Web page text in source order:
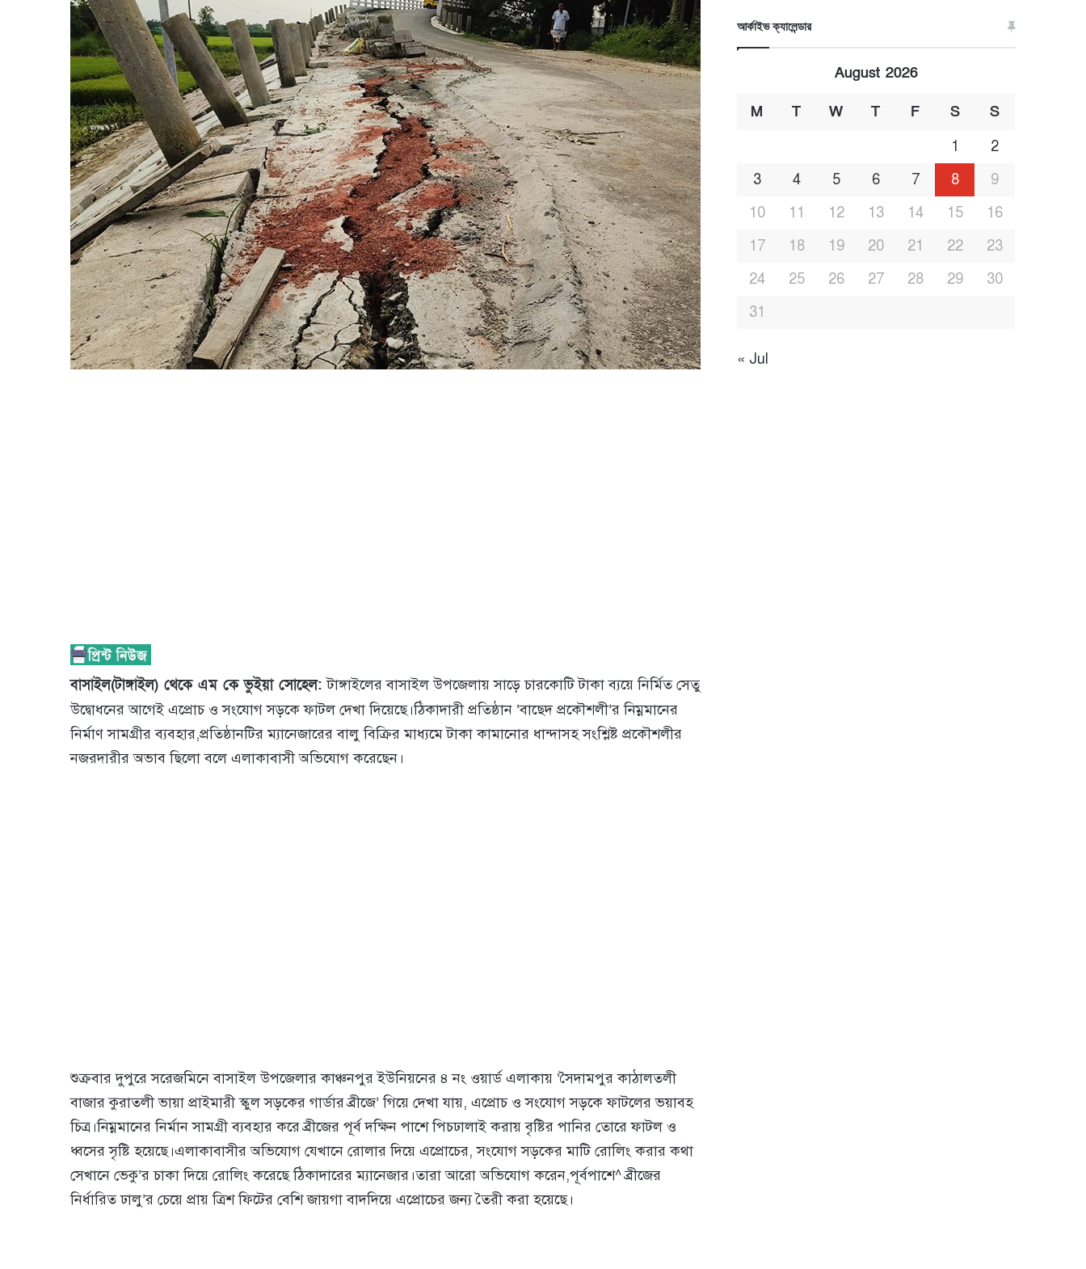
বাসাইল(টাঙ্গাইল) থেকে এম কে ভুইয়া সোহেল:টাঙ্গাইলের বাসাইল উপজেলায় সাড়ে চারকোটি টাকা ব্যয়ে নির্মিত সেতু
উদ্বোধনের আগেই এপ্রোচ ও সংযোগ সড়কে ফাটল দেখা দিয়েছে।ঠিকাদারী প্রতিষ্ঠান ‘বাছেদ প্রকৌশলী’র নিম্নমানের
নির্মাণ সামগ্রীর ব্যবহার,প্রতিষ্ঠানটির ম্যানেজারের বালু বিক্রির মাধ্যমে টাকা কামানোর ধান্দাসহ সংশ্লিষ্ট প্রকৌশলীর
নজরদারীর অভাব ছিলো বলে এলাকাবাসী অভিযোগ করেছেন।
শুক্রবার দুপুরে সরেজমিনে বাসাইল উপজেলার কাঞ্চনপুর ইউনিয়নের ৪ নং ওয়ার্ড এলাকায় ‘সৈদামপুর কাঠালতলী
বাজার কুরাতলী ভায়া প্রাইমারী স্কুল সড়কের গার্ডার ব্রীজে’ গিয়ে দেখা যায়, এপ্রোচ ও সংযোগ সড়কে ফাটলের ভয়াবহ
চিত্র।নিম্নমানের নির্মান সামগ্রী ব্যবহার করে ব্রীজের পূর্ব দক্ষিন পাশে পিচঢালাই করায় বৃষ্টির পানির তোরে ফাটল ও
ধ্বসের সৃষ্টি হয়েছে।এলাকাবাসীর অভিযোগ যেখানে রোলার দিয়ে এপ্রোচের, সংযোগ সড়কের মাটি রোলিং করার কথা
সেখানে ভেকু’র চাকা দিয়ে রোলিং করেছে ঠিকাদারের ম্যানেজার।তারা আরো অভিযোগ করেন,পূর্বপাশে^ ব্রীজের
নির্ধারিত ঢালু’র চেয়ে প্রায় ত্রিশ ফিটের বেশি জায়গা বাদদিয়ে এপ্রোচের জন্য তৈরী করা হয়েছে।
আর্কাইভ ক্যালেন্ডার
August 2026
M T W T F S S
1
2
3
4 5 6 7 8
9
10
11 12 13 14 15
16
17
18 19 20 21 22
23
24
25 26 27 28 29
30
31
« Jul